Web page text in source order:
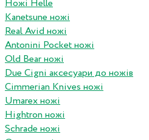
Ножі Helle
Kanetsune ножі
Real Avid ножі
Antonini Pocket ножі
Old Bear ножі
Due Cigni аксесуари до ножів
Cimmerian Knives ножі
Umarex ножі
Hightron ножі
Schrade ножі